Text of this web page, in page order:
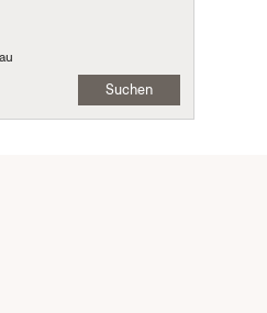
Suchen